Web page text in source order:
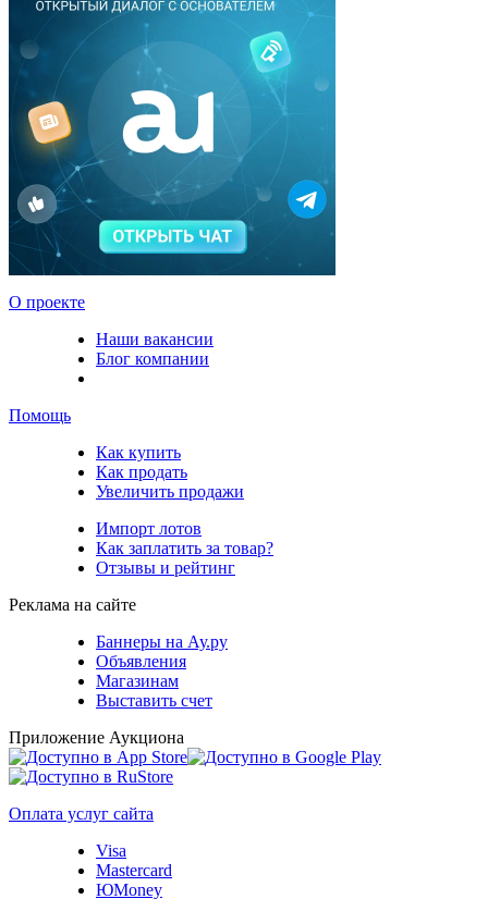
О проекте
Наши вакансии
Блог компании
Помощь
Как купить
Как продать
Увеличить продажи
Импорт лотов
Как заплатить за товар?
Отзывы и рейтинг
Реклама на сайте
Баннеры на Ау.ру
Объявления
Магазинам
Выставить счет
Приложение Аукциона
Оплата услуг сайта
Visa
Mastercard
ЮMoney